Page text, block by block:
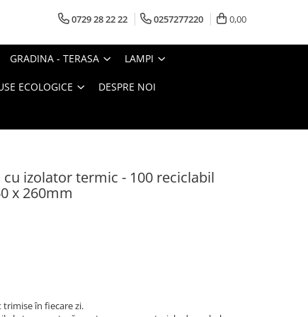
0729 28 22 22 0257277220 0,00
GRADINA - TERASA LAMPI
ECOLOGICE DESPRE NOI
izolator termic - 100 reciclabil
x 260mm
în fiecare zi.